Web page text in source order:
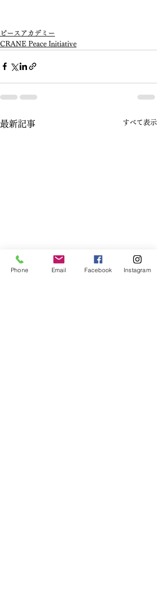
ピースアカデミー
CRANE Peace Initiative
最新記事 すべて表示
Phone Email Facebook Instagram